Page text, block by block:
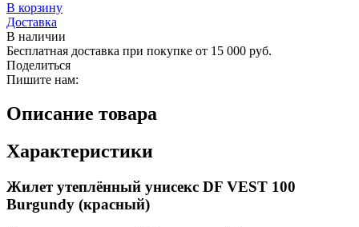
В корзину
Доставка
В наличии
Бесплатная доставка при покупке от 15 000 руб.
Поделиться
Пишите нам:
Описание товара
Характеристики
Жилет утеплённый унисекс DF VEST 100
Burgundy (красный)